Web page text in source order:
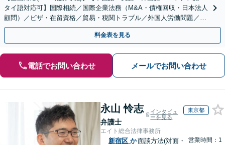
タイ語対応可】国際相続／国際企業法務（M&A・債権回収・日本法人
顧問）／ビザ・在留資格／貿易・税関トラブル／外国人労働問題／外
国人刑事事件など、幅広いご相談に対応可能
料金表を見る
電話でお問い合わせ メールでお問い合わせ
永山 怜志
弁護士
インタビュ
ーを見る
東京都
エイト総合法律事務所
新宿区 か面談方法(対面・
営業時間：1